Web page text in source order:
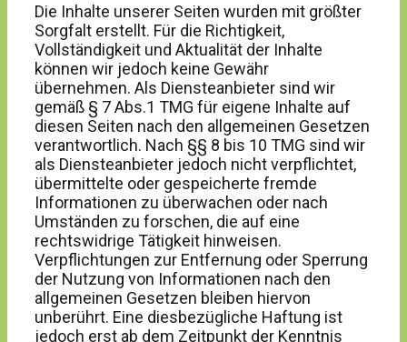
Die Inhalte unserer Seiten wurden mit größter
Sorgfalt erstellt. Für die Richtigkeit,
Vollständigkeit und Aktualität der Inhalte
können wir jedoch keine Gewähr
übernehmen. Als Diensteanbieter sind wir
gemäß § 7 Abs.1 TMG für eigene Inhalte auf
diesen Seiten nach den allgemeinen Gesetzen
verantwortlich. Nach §§ 8 bis 10 TMG sind wir
als Diensteanbieter jedoch nicht verpflichtet,
übermittelte oder gespeicherte fremde
Informationen zu überwachen oder nach
Umständen zu forschen, die auf eine
rechtswidrige Tätigkeit hinweisen.
Verpflichtungen zur Entfernung oder Sperrung
der Nutzung von Informationen nach den
allgemeinen Gesetzen bleiben hiervon
unberührt. Eine diesbezügliche Haftung ist
jedoch erst ab dem Zeitpunkt der Kenntnis